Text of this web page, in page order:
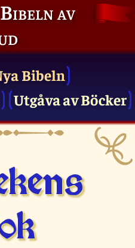
av
Bibeln
Utgåva av Böcker